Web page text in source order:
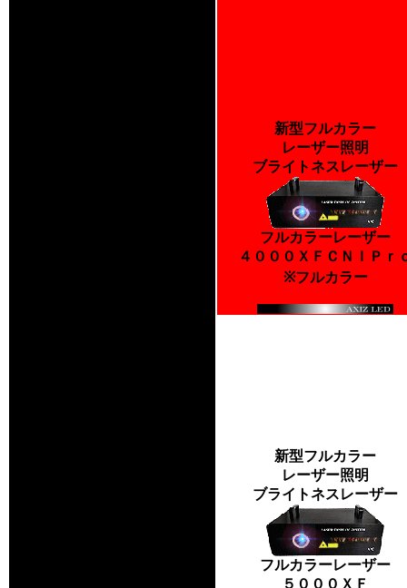
新型フルカラー
レーザー照明
ブライトネスレーザー
フルカラーレーザー
４０００ＸＦＣＮＩＰｒ
※フルカラー
新型フルカラー
レーザー照明
ブライトネスレーザー
フルカラーレーザー
５０００ＸＦ